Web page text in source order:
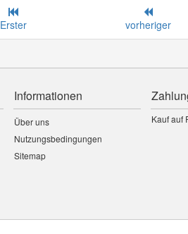
Erster vorheriger
Informationen
Über uns
Nutzungsbedingungen
Sitemap
Kauf auf